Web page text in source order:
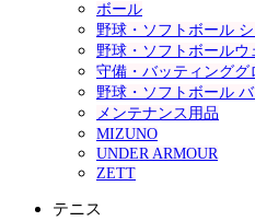
ボール
野球・ソフトボール
野球・ソフトボールウ
守備・バッティンググ
野球・ソフトボール
メンテナンス用品
MIZUNO
UNDER ARMOUR
ZETT
テニス